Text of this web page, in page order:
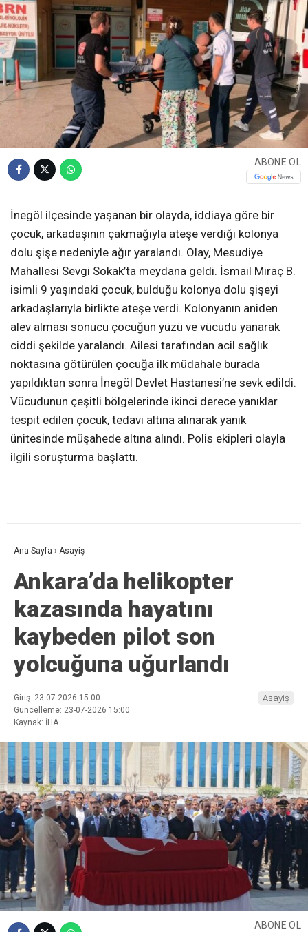
ABONE OL
İnegöl ilçesinde yaşanan bir olayda, iddiaya göre bir
çocuk, arkadaşının çakmağıyla ateşe verdiği kolonya
dolu şişe nedeniyle ağır yaralandı. Olay, Mesudiye
Mahallesi Sevgi Sokak’ta meydana geldi. İsmail Miraç B.
isimli 9 yaşındaki çocuk, bulduğu kolonya dolu şişeyi
arkadaşlarıyla birlikte ateşe verdi. Kolonyanın aniden
alev alması sonucu çocuğun yüzü ve vücudu yanarak
ciddi şekilde yaralandı. Ailesi tarafından acil sağlık
noktasına götürülen çocuğa ilk müdahale burada
yapıldıktan sonra İnegöl Devlet Hastanesi’ne sevk edildi.
Vücudunun çeşitli bölgelerinde ikinci derece yanıklar
tespit edilen çocuk, tedavi altına alınarak yanık
ünitesinde müşahede altına alındı. Polis ekipleri olayla
ilgili soruşturma başlattı.
Ana Sayfa › Asayiş
Ankara’da helikopter
kazasında hayatını
kaybeden pilot son
yolcuğuna uğurlandı
Giriş: 23-07-2026 15:00
Güncelleme: 23-07-2026 15:00
Kaynak: İHA
Asayiş
ABONE OL